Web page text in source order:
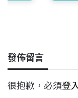
發佈留言
很抱歉，必須登入